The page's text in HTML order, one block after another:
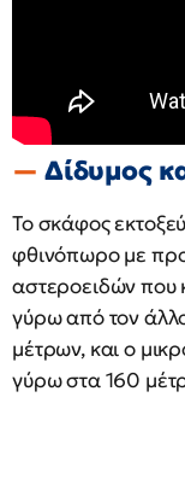
Δίδυμος
Το σκάφος
φθινόπωρο με
αστεροειδών που
γύρω από τον
μέτρων, και ο
γύρω στα 160